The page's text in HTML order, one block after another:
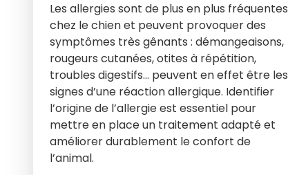
Les allergies sont de plus en plus fréquentes
chez le chien et peuvent provoquer des
symptômes très gênants : démangeaisons,
rougeurs cutanées, otites à répétition,
troubles digestifs… peuvent en effet être les
signes d’une réaction allergique. Identifier
l’origine de l’allergie est essentiel pour
mettre en place un traitement adapté et
améliorer durablement le confort de
l’animal.